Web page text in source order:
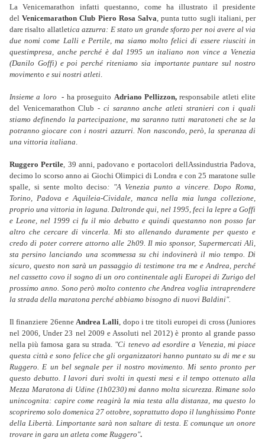
La Venicemarathon infatti questanno, come ha illustrato il presidente
delVenicemarathon Club Piero Rosa Salva, punta tutto sugli italiani, per
dare risalto allatletica azzurra: E stato un grande sforzo per noi avere al via
due nomi come Lalli e Pertile, ma siamo molto felici di essere riusciti in
questimpresa, anche perché è dal 1995 un italiano non vince a Venezia
(Danilo Goffi) e poi perché riteniamo sia importante puntare sul nostro
movimento e sui nostri atleti.
Insieme a loro  - ha proseguito Adriano Pellizzon,responsabile atleti elite
del Venicemarathon Club - ci saranno anche atleti stranieri con i quali
stiamo definendo la partecipazione, ma saranno tutti maratoneti che se la
potranno giocare con i nostri azzurri. Non nascondo, però, la speranza di
una vittoria italiana.
Ruggero Pertile, 39 anni, padovano e portacolori dellAssindustria Padova,
decimo lo scorso anno ai Giochi Olimpici di Londra e con 25 maratone sulle
spalle, si sente molto deciso: "A Venezia punto a vincere. Dopo Roma,
Torino, Padova e Aquileia-Cividale, manca nella mia lunga collezione,
proprio una vittoria in laguna. Daltronde qui, nel 1995, feci la lepre a Goffi
e Leone, nel 1999 ci fu il mio debutto e quindi questanno non posso far
altro che cercare di vincerla. Mi sto allenando duramente per questo e
credo di poter correre attorno alle 2h09. Il mio sponsor, Supermercati Alì,
sta persino lanciando una scommessa su chi indovinerà il mio tempo. Di
sicuro, questo non sarà un passaggio di testimone tra me e Andrea, perché
nel cassetto covo il sogno di un oro continentale agli Europei di Zurigo del
prossimo anno. Sono però molto contento che Andrea voglia intraprendere
la strada della maratona perché abbiamo bisogno di nuovi Baldini".
Il finanziere 26enne Andrea Lalli, dopo i tre titoli europei di cross (Juniores
nel 2006, Under 23 nel 2009 e Assoluti nel 2012) è pronto al grande passo
nella più famosa gara su strada. "Ci tenevo ad esordire a Venezia, mi piace
questa città e sono felice che gli organizzatori hanno puntato su di me e su
Ruggero. E un bel segnale per il nostro movimento. Mi sento pronto per
questo debutto. I lavori duri svolti in questi mesi e il tempo ottenuto alla
Mezza Maratona di Udine (1h0230) mi danno molta sicurezza. Rimane solo
unincognita: capire come reagirà la mia testa alla distanza, ma questo lo
scopriremo solo domenica 27 ottobre, soprattutto dopo il lunghissimo Ponte
della Libertà. Limportante sarà non saltare di testa. E comunque un onore
trovare in gara un atleta come Ruggero".